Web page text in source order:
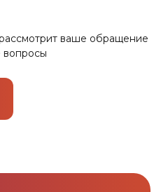
ваше обращение
вопросы